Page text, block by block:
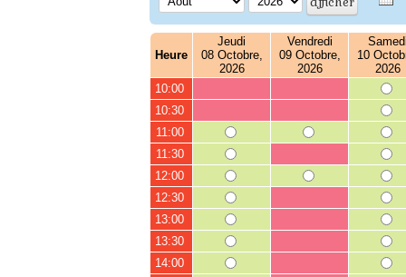
Heure
Jeudi
08 Octobre,
2026
Vendredi
09 Octobre,
2026
10
2026
10:00
10:30
11:00
11:30
12:00
12:30
13:00
13:30
14:00